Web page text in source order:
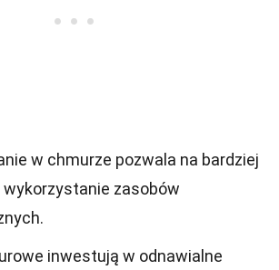
w chmurze pozwala na bardziej
zasobów
inwestują w odnawialne